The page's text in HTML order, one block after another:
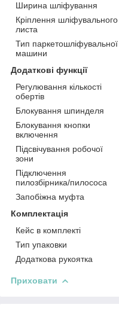
Ширина шліфування
Кріплення шліфувального
листа
Тип паркетошліфувальної
машини
Додаткові функції
Регулювання кількості
обертів
Блокування шпинделя
Блокування кнопки
включення
Підсвічування робочої
зони
Підключення
пилозбірника/пилососа
Запобіжна муфта
Комплектація
Кейс в комплекті
Тип упаковки
Додаткова рукоятка
Приховати